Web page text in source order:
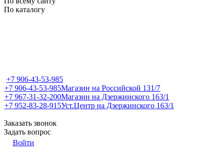
По каталогу
+7 906-43-53-985
+7 906-43-53-985Магазин на Российской 131/7
+7 967-31-32-200Магазин на Дзержинского 163/1
+7 952-83-28-915Уст.Центр на Дзержинского 163/1
Заказать звонок
Задать вопрос
Войти